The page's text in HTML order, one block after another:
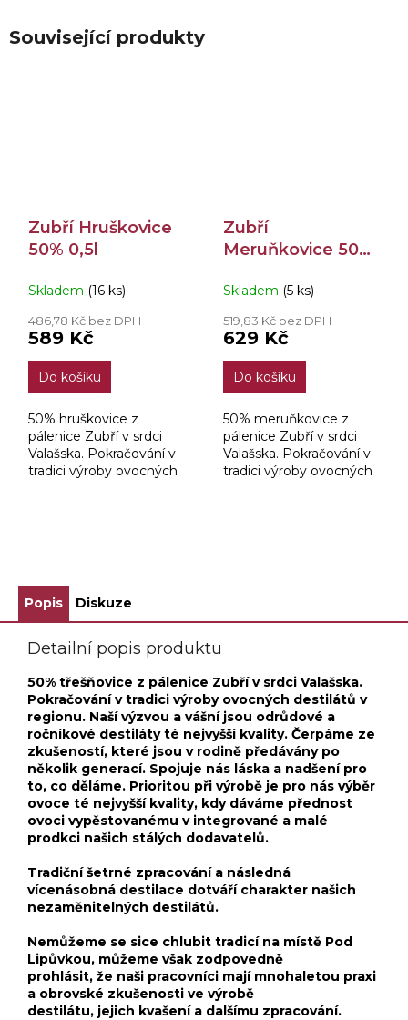
Související produkty
Zubří Hruškovice
50% 0,5l
Skladem (16 ks)
486,78 Kč bez DPH
589 Kč
Do košíku
50% hruškovice z
pálenice Zubří v srdci
Valašska. Pokračování v
tradici výroby ovocných
Zubří
Meruňkovice 50%
Skladem (5 ks)
519,83 Kč bez DPH
629 Kč
Do košíku
50% meruňkovice z
pálenice Zubří v srdci
Valašska. Pokračování v
tradici výroby ovocných
Popis Diskuze
Detailní popis produktu
50% třešňovice z pálenice Zubří v srdci Valašska.
Pokračování v tradici výroby ovocných destilátů v
regionu.​ Naší výzvou a vášní jsou odrůdové a
ročníkové destiláty té nejvyšší kvality. Čerpáme ze
zkušeností, které jsou v rodině předávány po
několik generací. Spojuje nás láska a nadšení pro
to, co děláme. Prioritou při výrobě je pro nás výběr
ovoce té nejvyšší kvality, kdy dáváme přednost
ovoci vypěstovanému v integrované a malé
prodkci našich stálých dodavatelů.
Tradiční šetrné zpracování a následná
vícenásobná destilace dotváří charakter našich
nezaměnitelných destilátů.
Nemůžeme se sice chlubit tradicí na místě Pod
Lipůvkou, můžeme však zodpovedně
prohlásit, že naši pracovníci mají mnohaletou praxi
a obrovské zkušenosti ve výrobě
destilátu, jejich kvašení a dalšímu zpracování.